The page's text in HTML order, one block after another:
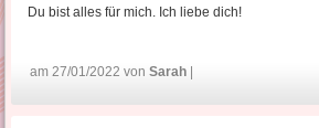
Du bist alles für mich. Ich liebe dich!
am 27/01/2022 vonSarah